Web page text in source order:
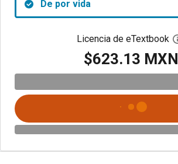
De por vida
Licencia de eTextbook
$623.13 MXN